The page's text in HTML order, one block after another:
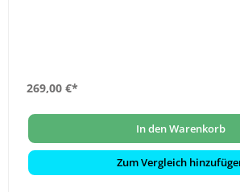
269,00 €*
In den Warenkorb
Zum Vergleich